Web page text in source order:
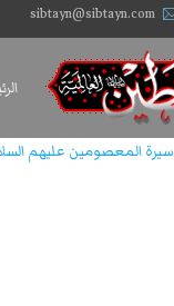
sibtayn@sibtayn.com
سيرة المعصومين عليهم